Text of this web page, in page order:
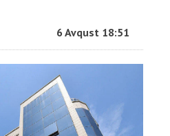
6 Avqust 18:51